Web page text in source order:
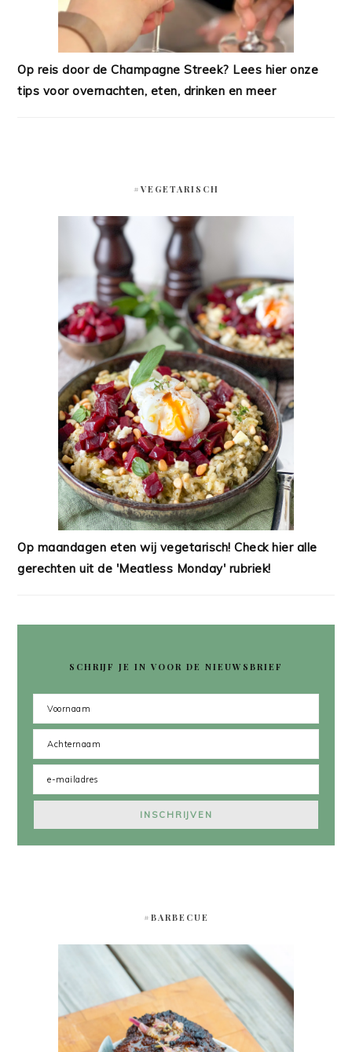
Op reis door de Champagne Streek? Lees hier onze
tips voor overnachten, eten, drinken en meer
#VEGETARISCH
Op maandagen eten wij vegetarisch! Check hier alle
gerechten uit de 'Meatless Monday' rubriek!
SCHRIJF JE IN VOOR DE NIEUWSBRIEF
#BARBECUE